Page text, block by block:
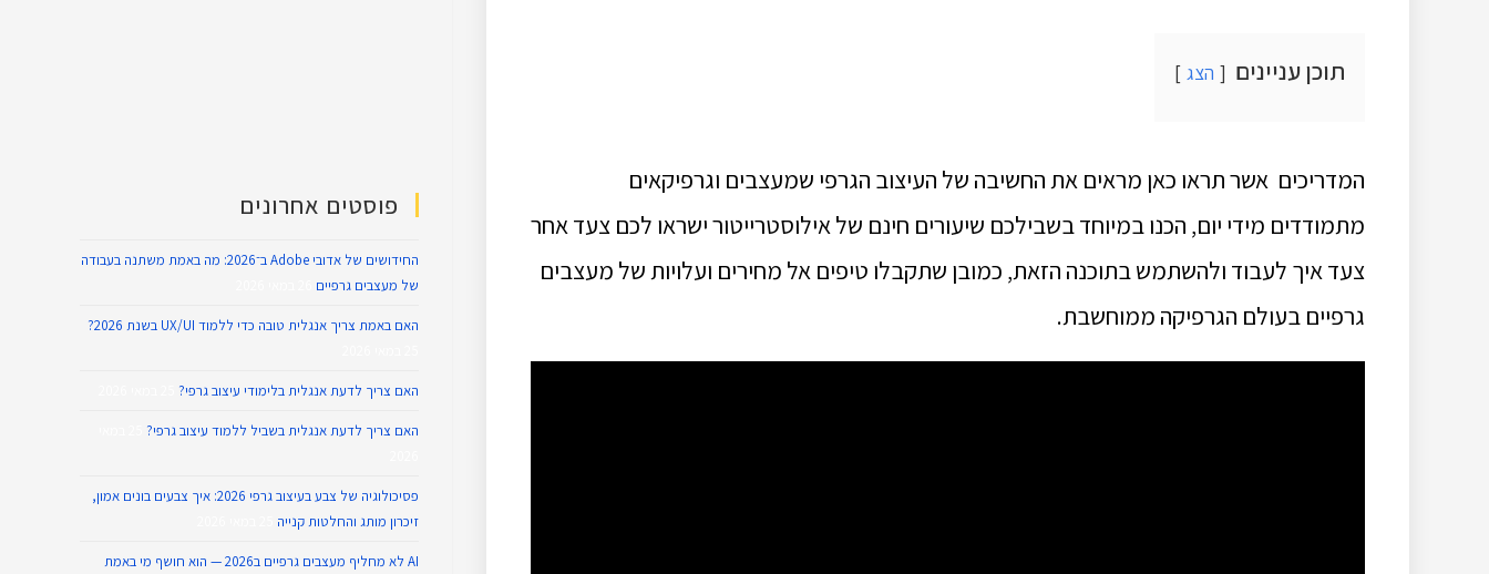
תוכן עניינים הצג
המדריכים אשר תראו כאן מראים את החשיבה של העיצוב הגרפי שמעצבים וגרפיקאים
מתמודדים מידי יום, הכנו במיוחד בשבילכם שיעורים חינם של אילוסטרייטור ישראו לכם צעד אחר
צעד איך לעבוד ולהשתמש בתוכנה הזאת, כמובן שתקבלו טיפים אל מחירים ועלויות של מעצבים
גרפיים בעולם הגרפיקה ממוחשבת.
פוסטים אחרונים
החידושים של אדובי Adobe ב־2026: מה באמת משתנה בעבודה
של מעצבים גרפיים
האם באמת צריך אנגלית טובה כדי ללמוד UX/UI בשנת 2026?
האם צריך לדעת אנגלית בלימודי עיצוב גרפי?
האם צריך לדעת אנגלית בשביל ללמוד עיצוב גרפי?
פסיכולוגיה של צבע בעיצוב גרפי 2026: איך צבעים בונים אמון,
זיכרון מותג והחלטות קנייה
AI לא מחליף מעצבים גרפיים ב2026 — הוא חושף מי באמת